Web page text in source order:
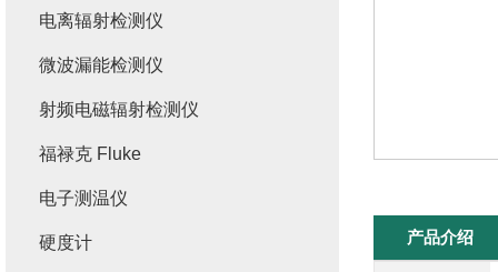
产品介绍
电离辐射检测仪
微波漏能检测仪
射频电磁辐射检测仪
福禄克 Fluke
电子测温仪
硬度计